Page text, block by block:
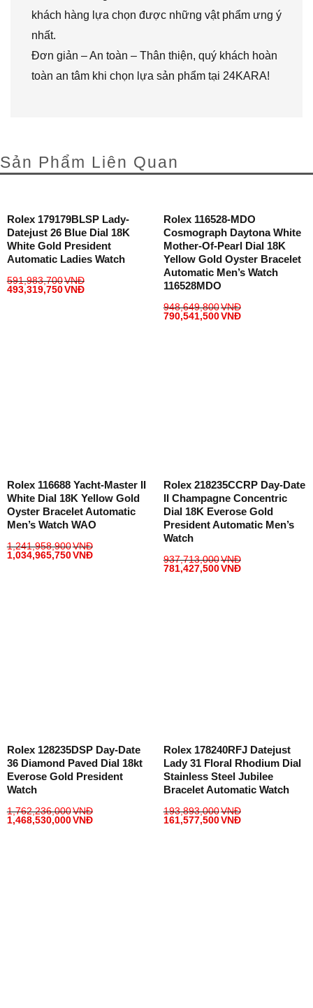
khách hàng lựa chọn được những vật phẩm ưng ý
nhất.
Đơn giản – An toàn – Thân thiện, quý khách hoàn
toàn an tâm khi chọn lựa sản phẩm tại 24KARA!
Sản Phẩm Liên Quan
Rolex 179179BLSP Lady-
Datejust 26 Blue Dial 18K
White Gold President
Automatic Ladies Watch
591,983,700VNĐ
493,319,750VNĐ
Rolex 116528-MDO
Cosmograph Daytona White
Mother-Of-Pearl Dial 18K
Yellow Gold Oyster Bracelet
Automatic Men’s Watch
116528MDO
948,649,800VNĐ
790,541,500VNĐ
Rolex 116688 Yacht-Master II
White Dial 18K Yellow Gold
Oyster Bracelet Automatic
Men’s Watch WAO
1,241,958,900VNĐ
1,034,965,750VNĐ
Rolex 218235CCRP Day-Date
II Champagne Concentric
Dial 18K Everose Gold
President Automatic Men’s
Watch
937,713,000VNĐ
781,427,500VNĐ
Rolex 128235DSP Day-Date
36 Diamond Paved Dial 18kt
Everose Gold President
Watch
1,762,236,000VNĐ
1,468,530,000VNĐ
Rolex 178240RFJ Datejust
Lady 31 Floral Rhodium Dial
Stainless Steel Jubilee
Bracelet Automatic Watch
193,893,000VNĐ
161,577,500VNĐ